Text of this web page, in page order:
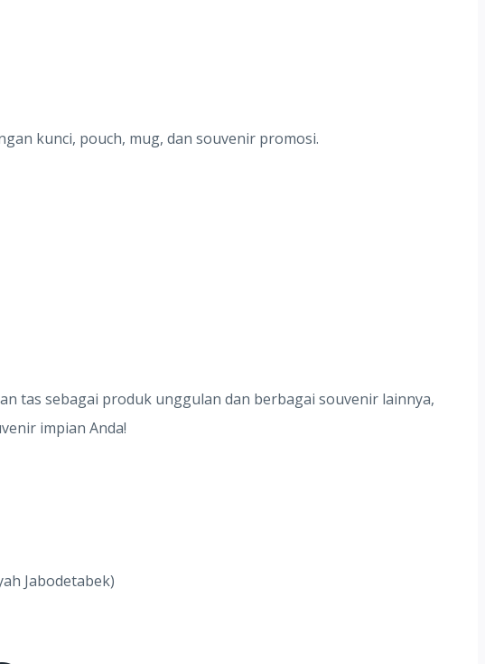
kunci, pouch, mug, dan souvenir promosi.
tas sebagai produk unggulan dan berbagai souvenir lainnya,
impian Anda!
Jabodetabek)